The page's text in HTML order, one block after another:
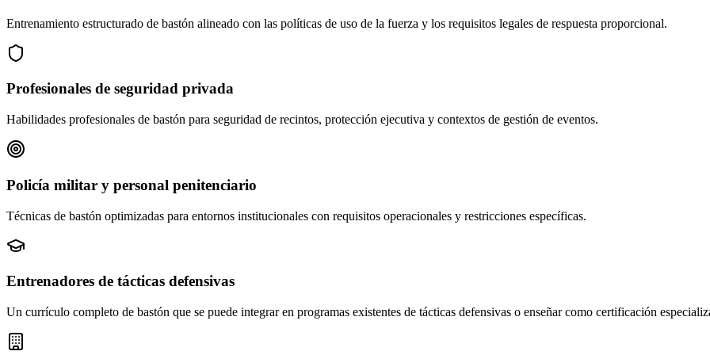
Entrenamiento estructurado de bastón alineado con las políticas de uso de la fuerza y los requisitos legales de respuesta proporcional.
Profesionales de seguridad privada
Habilidades profesionales de bastón para seguridad de recintos, protección ejecutiva y contextos de gestión de eventos.
Policía militar y personal penitenciario
Técnicas de bastón optimizadas para entornos institucionales con requisitos operacionales y restricciones específicas.
Entrenadores de tácticas defensivas
Un currículo completo de bastón que se puede integrar en programas existentes de tácticas defensivas o enseñar como certificación